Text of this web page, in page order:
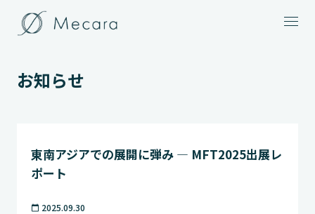
お知らせ
東南アジアでの展開に弾み ― MFT2025出展レ
ポート
calendar_today 2025.09.30